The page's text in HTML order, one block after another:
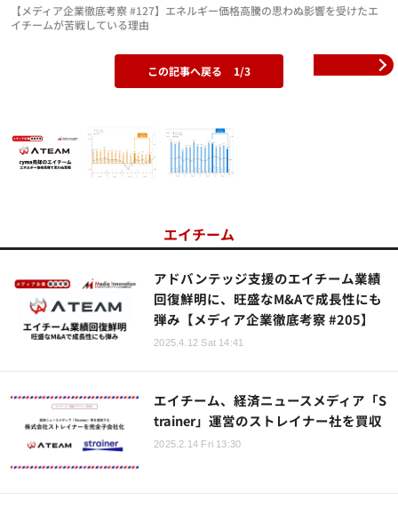
【メディア企業徹底考察 #127】エネルギー価格高騰の思わぬ影響を受けたエ
イチームが苦戦している理由
この記事へ戻る 1/3
エイチーム
アドバンテッジ支援のエイチーム業績
回復鮮明に、旺盛なM&Aで成長性にも
弾み【メディア企業徹底考察 #205】
2025.4.12 Sat 14:41
エイチーム、経済ニュースメディア「S
trainer」運営のストレイナー社を買収
2025.2.14 Fri 13:30